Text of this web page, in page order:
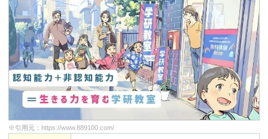
※引用元： https://www.889100.com/